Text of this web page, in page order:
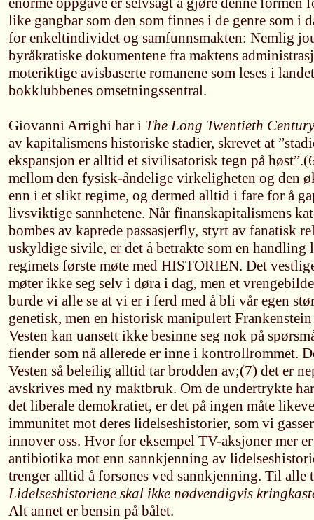
like gangbar som den som finnes i de genre som i
for enkeltindividet og samfunnsmakten: Nemlig
byråkratiske dokumentene fra maktens
moteriktige avisbaserte romanene som leses i
bokklubbenes omsetningssentral.
Giovanni Arrighi har i The Long Twentieth Century
av kapitalismens historiske stadier, skrevet at
ekspansjon er alltid et sivilisatorisk tegn på
mellom den fysisk-åndelige virkeligheten og den
enn i et slikt regime, og dermed alltid i fare for å
livsviktige sannhetene. Når finanskapitalismens
bombes av kaprede passasjerfly, styrt av fanatisk
uskyldige sivile, er det å betrakte som en handling
regimets første møte med HISTORIEN. Det
møter ikke seg selv i døra i dag, men et
burde vi alle se at vi er i ferd med å bli vår egen
genetisk, men en historisk manipulert
Vesten kan uansett ikke besinne seg nok på
fiender som nå allerede er inne i kontrollrommet.
Vesten så beleilig alltid tar brodden av;(7) det er
avskrives med ny maktbruk. Om de undertrykte
det liberale demokratiet, er det på ingen måte
immunitet mot deres lidelseshistorier, som vi
innover oss. Hvor for eksempel TV-aksjoner mer
antibiotika mot enn sannkjenning av
trenger alltid å forsones ved sannkjenning. Til
Lidelseshistoriene skal ikke nødvendigvis
Alt annet er bensin på bålet.